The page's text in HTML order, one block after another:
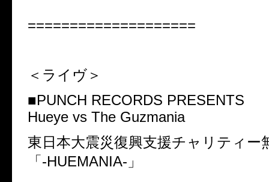
====================
＜ライヴ＞
■PUNCH RECORDS PRESENTS
Hueye vs The Guzmania
東日本大震災復興支援チャリティー
「-HUEMANIA-」